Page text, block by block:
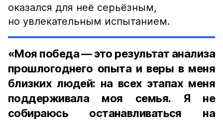
оказался для неё серьёзным,
но увлекательным испытанием.
«Моя победа — это результат анализа
прошлогоднего опыта и веры в меня
близких людей: на всех этапах меня
поддерживала моя семья. Я не
собираюсь останавливаться на